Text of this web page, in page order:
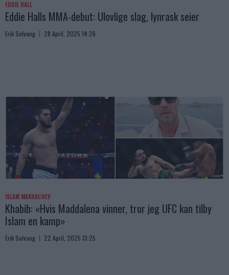
EDDIE HALL
Eddie Halls MMA-debut: Ulovlige slag, lynrask seier
Erik Solvang 28 April, 2025 14:26
ISLAM MAKHACHEV
Khabib: «Hvis Maddalena vinner, tror jeg UFC kan tilby
Islam en kamp»
Erik Solvang 22 April, 2025 13:25